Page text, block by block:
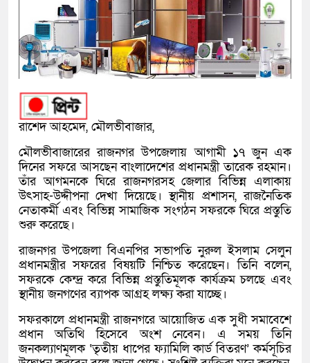
রাশেদ আহমেদ, মৌলভীবাজার,
মৌলভীবাজারের রাজনগর উপজেলায় আগামী ১৭ জুন এক
দিনের সফরে আসছেন বাংলাদেশের প্রধানমন্ত্রী তারেক রহমান।
তাঁর আগমনকে ঘিরে রাজনগরসহ জেলার বিভিন্ন এলাকায়
উৎসাহ-উদ্দীপনা দেখা দিয়েছে। স্থানীয় প্রশাসন, রাজনৈতিক
নেতাকর্মী এবং বিভিন্ন সামাজিক সংগঠন সফরকে ঘিরে প্রস্তুতি
শুরু করেছে।
রাজনগর উপজেলা বিএনপির সভাপতি নুরুল ইসলাম সেলুন
প্রধানমন্ত্রীর সফরের বিষয়টি নিশ্চিত করেছেন। তিনি বলেন,
সফরকে কেন্দ্র করে বিভিন্ন প্রস্তুতিমূলক কার্যক্রম চলছে এবং
স্থানীয় জনগণের ব্যাপক আগ্রহ লক্ষ্য করা যাচ্ছে।
সফরকালে প্রধানমন্ত্রী রাজনগরে আয়োজিত এক সুধী সমাবেশে
প্রধান অতিথি হিসেবে অংশ নেবেন। এ সময় তিনি
জনকল্যাণমূলক ‘তৃতীয় ধাপের ফ্যামিলি কার্ড বিতরণ’ কর্মসূচির